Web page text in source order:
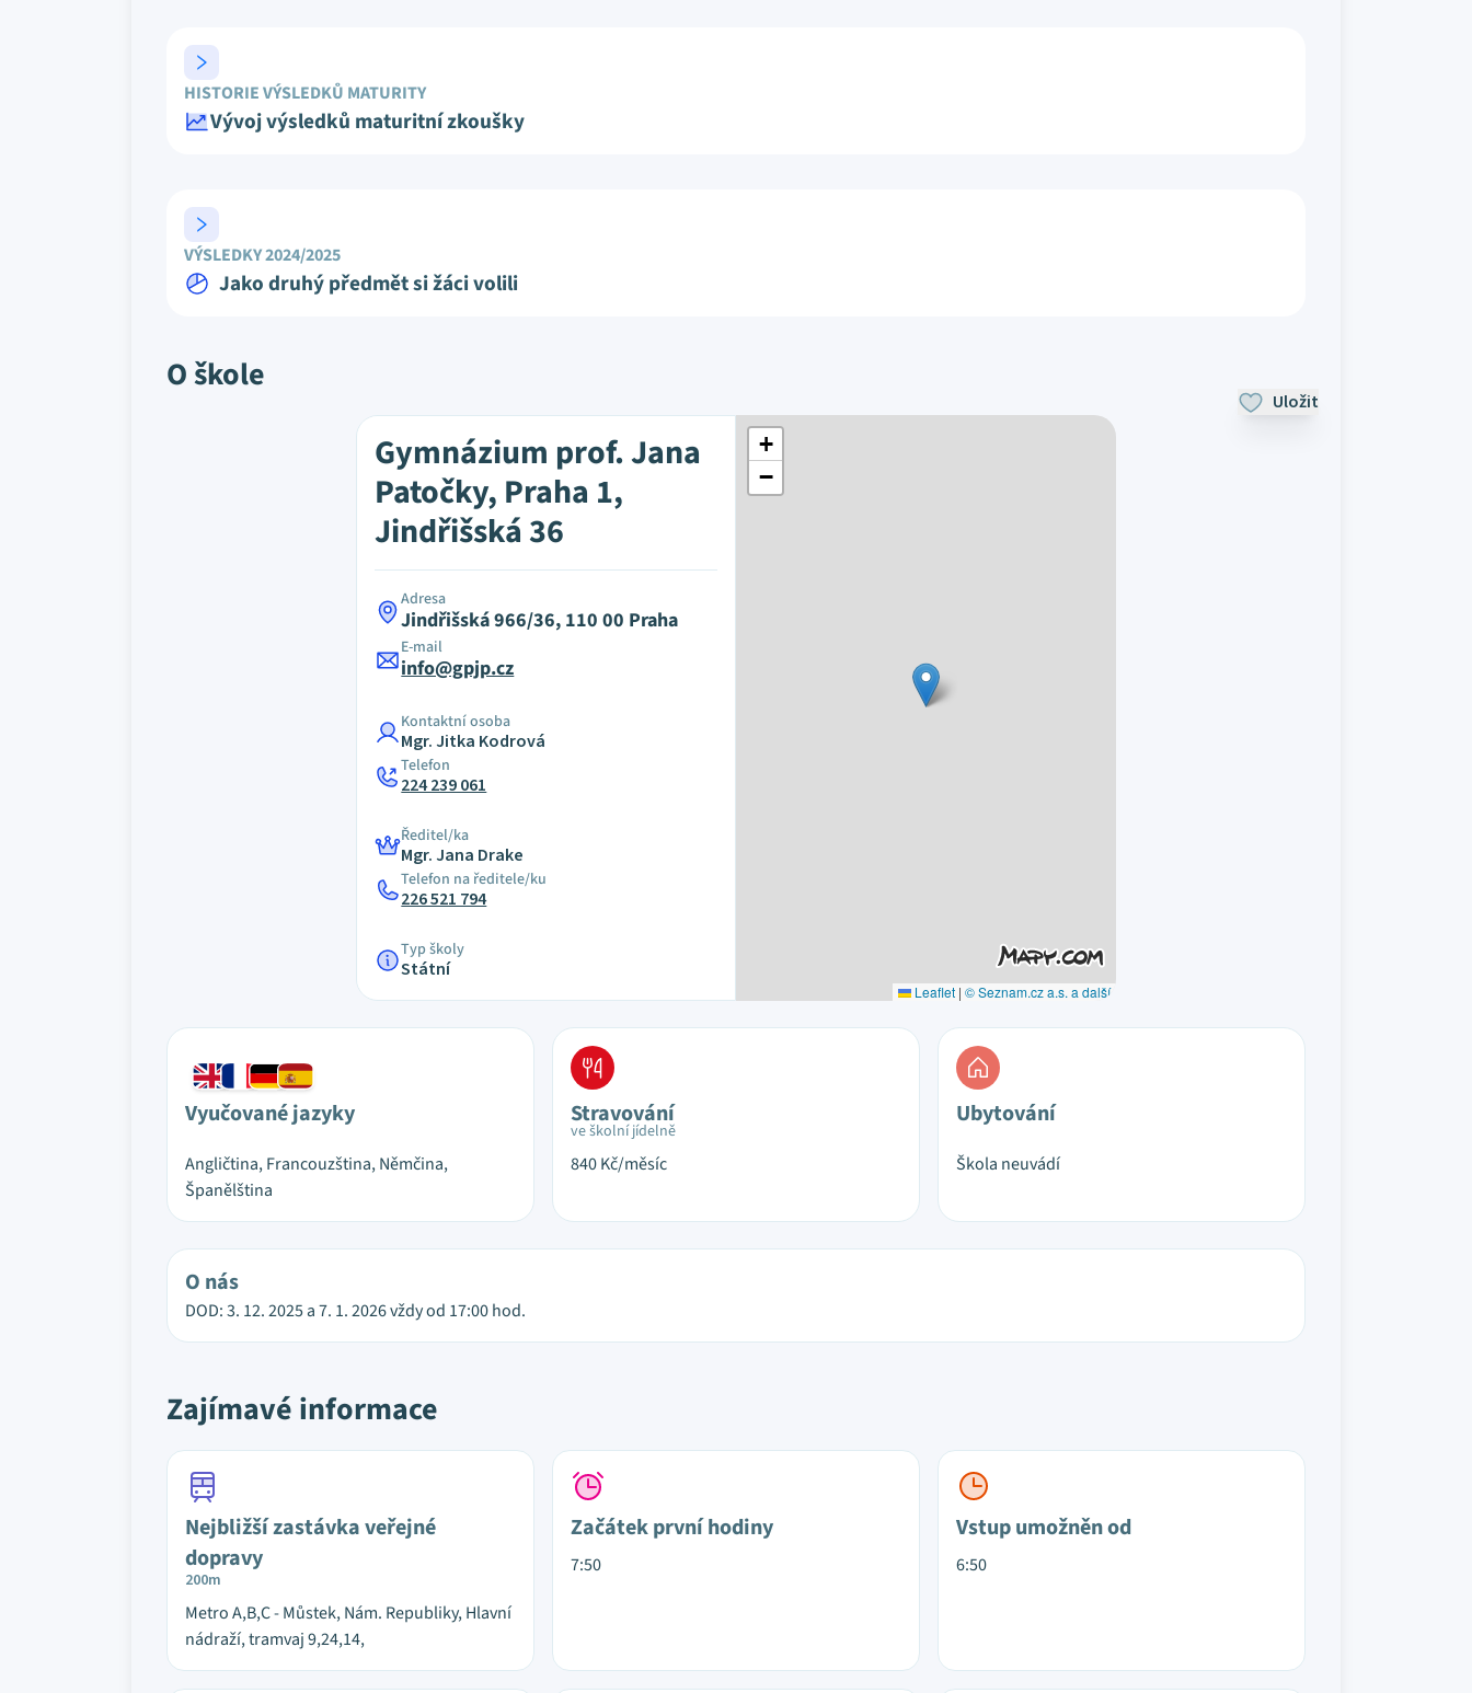
HISTORIE VÝSLEDKŮ MATURITY
Vývoj výsledků maturitní zkoušky
VÝSLEDKY 2024/2025
Jako druhý předmět si žáci volili
O škole
Uložit
Gymnázium prof. Jana
Patočky, Praha 1,
Jindřišská 36
Adresa
Jindřišská 966/36, 110 00 Praha
E-mail
info@gpjp.cz
Kontaktní osoba
Mgr. Jitka Kodrová
Telefon
224 239 061
Ředitel/ka
Mgr. Jana Drake
Telefon na ředitele/ku
226 521 794
Typ školy
Státní
+
−
Leaflet | © Seznam.cz a.s. a další
Vyučované jazyky
Angličtina, Francouzština, Němčina,
Španělština
Stravování
ve školní jídelně
840Kč/měsíc
Ubytování
Škola neuvádí
O nás
DOD: 3. 12. 2025 a 7. 1. 2026 vždy od 17:00 hod.
Zajímavé informace
Nejbližší zastávka veřejné
dopravy
200m
Metro A,B,C - Můstek, Nám. Republiky, Hlavní
nádraží, tramvaj 9,24,14,
Začátek první hodiny
7:50
Vstup umožněn od
6:50